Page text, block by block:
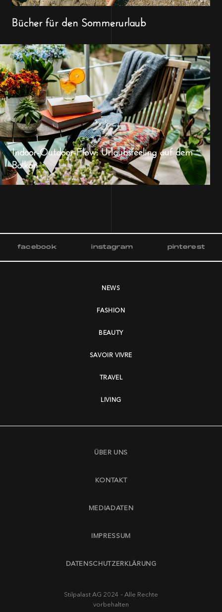
Bücher für den Sommerurlaub
Indoor-Outdoor-Flow: Urlaubsfeeling auf dem
Balkon
facebook instagram pinterest
NEWS
FASHION
BEAUTY
SAVOIR VIVRE
TRAVEL
LIVING
ÜBER UNS
KONTAKT
MEDIADATEN
IMPRESSUM
DATENSCHUTZERKLÄRUNG
Stilpalast AG 2024 – Alle Rechte
vorbehalten